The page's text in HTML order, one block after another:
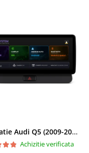
Navigatie Audi Q5 (2009-2017), Linux OS & OEM, MMI 3G, CarPlay & Android Auto Wireless, MirrorLink, Camera AHD, 12.3 Inch - AD-BGAALNXH+AD-BGRKITQ5002
Achizitie verificata